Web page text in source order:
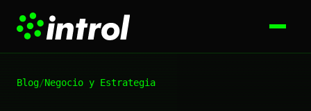
Blog/Negocio y Estrategia